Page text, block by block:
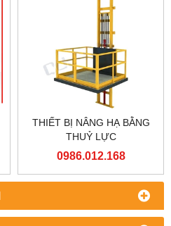
THIẾT BỊ NÂNG HẠ BẰNG
THUỶ LỰC
0986.012.168